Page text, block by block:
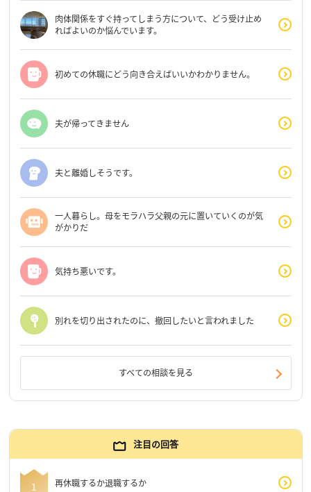
肉体関係をすぐ持ってしまう方について、どう受け止め
ればよいのか悩んでいます。
初めての休職にどう向き合えばいいかわかりません。
夫が帰ってきません
夫と離婚しそうです。
一人暮らし。母をモラハラ父親の元に置いていくのが気
がかりだ
気持ち悪いです。
別れを切り出されたのに、撤回したいと言われました
すべての相談を見る
注目の回答
再休職するか退職するか